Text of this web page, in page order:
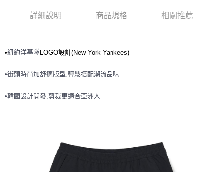
全家取貨付款<未取貨列黑名單/不支援離島取退>
全家取貨<不支援離島取退>
每筆NT$60，滿NT$499(含以上)免運費
每筆NT$80，滿NT$699(含以上)免運費
詳細說明 商品規格 相關推薦
•紐約洋基隊LOGO設計(New York Yankees)
•街頭時尚加舒適版型,輕鬆搭配潮流品味
•韓國設計開發,剪裁更適合亞洲人